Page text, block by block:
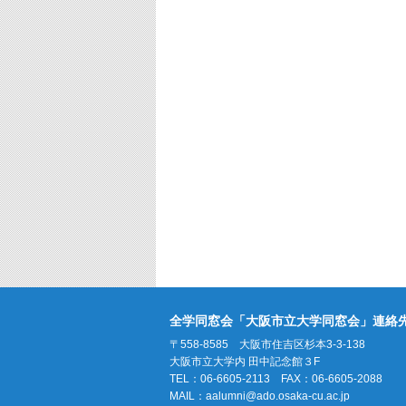
全学同窓会「大阪市立大学同窓会」連絡
〒558-8585 大阪市住吉区杉本3-3-138
大阪市立大学内 田中記念館３F
TEL：06-6605-2113 FAX：06-6605-2088
MAIL： aalumni@ado.osaka-cu.ac.jp